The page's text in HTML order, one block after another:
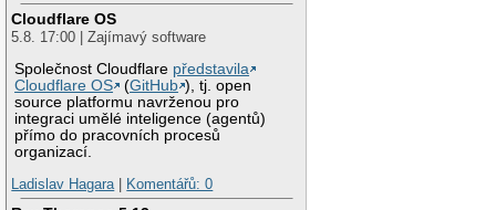
Cloudflare OS
5.8. 17:00 | Zajímavý software
Společnost Cloudflare představila
Cloudflare OS
(GitHub ), tj. open
source platformu navrženou pro
integraci umělé inteligence (agentů)
přímo do pracovních procesů
organizací.
Ladislav Hagara| Komentářů: 0